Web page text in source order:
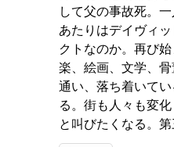
して父の事故死。
あたりはデイヴィ
クトなのか。再び
楽、絵画、文学、
通い、落ち着いて
る。街も人々も変
と叫びたくなる。第